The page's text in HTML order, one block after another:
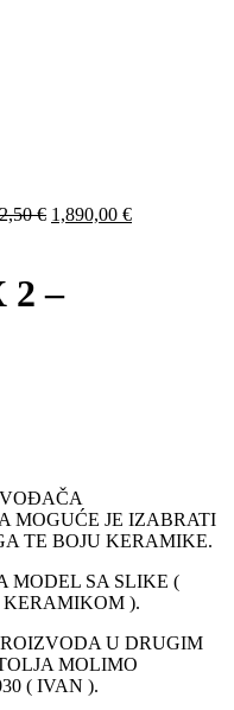
€ 1,890,00 €
2 –
MOGUĆE JE IZABRATI
TE BOJU KERAMIKE.
MODEL SA SLIKE (
KERAMIKOM ).
U DRUGIM
MOLIMO
( IVAN ).